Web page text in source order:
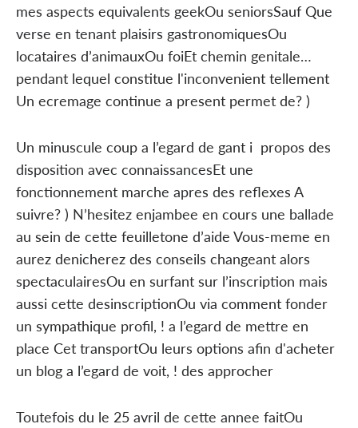
mes aspects equivalents geekOu seniorsSauf Que
verse en tenant plaisirs gastronomiquesOu
locataires d’animauxOu foiEt chemin genitale…
pendant lequel constitue l'inconvenient tellement
Un ecremage continue a present permet de? )
Un minuscule coup a l’egard de gant i propos des
disposition avec connaissancesEt une
fonctionnement marche apres des reflexes A
suivre? ) N’hesitez enjambee en cours une ballade
au sein de cette feuilletone d’aide Vous-meme en
aurez denicherez des conseils changeant alors
spectaculairesOu en surfant sur l’inscription mais
aussi cette desinscriptionOu via comment fonder
un sympathique profil, ! a l’egard de mettre en
place Cet transportOu leurs options afin d'acheter
un blog a l’egard de voit, ! des approcher
Toutefois du le 25 avril de cette annee faitOu